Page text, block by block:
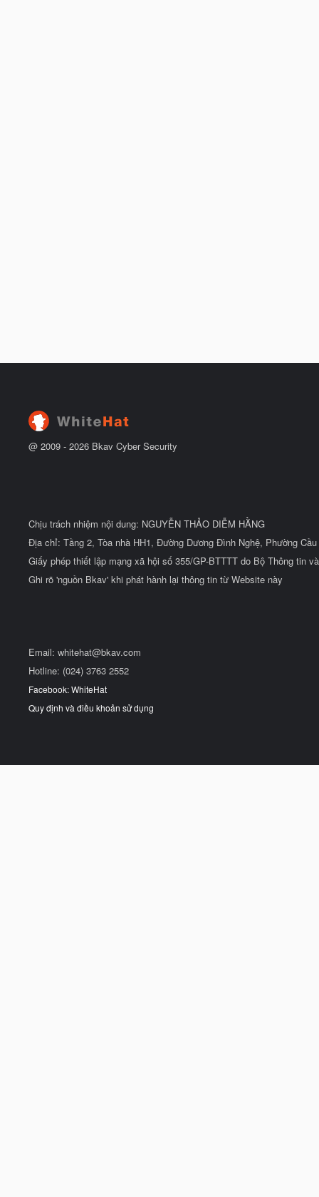
@ 2009 - 2026 Bkav Cyber Security
Chịu trách nhiệm nội dung: NGUYỄN THẢO DIỄM HẰNG
Địa chỉ: Tầng 2, Tòa nhà HH1, Đường Dương Đình Nghệ, Phường
Giấy phép thiết lập mạng xã hội số 355/GP-BTTTT do Bộ Thông tin
Ghi rõ 'nguồn Bkav' khi phát hành lại thông tin từ Website này
Email: whitehat@bkav.com
Hotline: (024) 3763 2552
Facebook: WhiteHat
Quy định và điều khoản sử dụng